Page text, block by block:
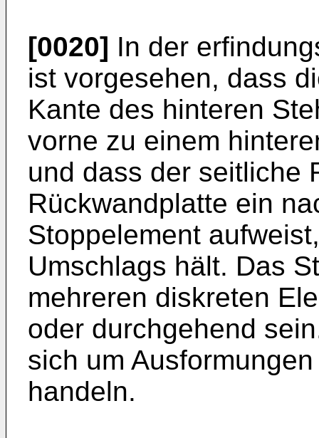
[0020] In der
ist vorgesehen, dass
Kante des hinteren
vorne zu einem
und dass der seitliche
Rückwandplatte ein
Stoppelement
Umschlags hält. Das
mehreren diskreten
oder durchgehend
sich um
handeln.